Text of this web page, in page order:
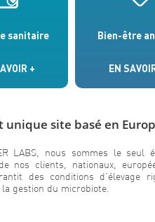
sanitaire
+
Bien-être
EN
unique site basé en
LABS, nous sommes le
nos clients, nationaux,
des conditions d’élevage
gestion du microbiote.